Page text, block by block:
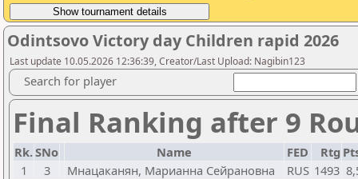
Odintsovo Victory day Children rapid 2026
Last update 10.05.2026 12:36:39, Creator/Last Upload: Nagibin123
Search for player
Final Ranking after 9
Rk.SNo Name FED Rtg
1
3 Мнацаканян, Марианна Сейрановна RUS 1493